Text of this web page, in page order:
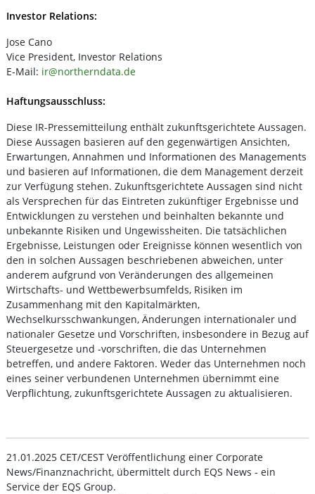
Investor Relations:
Jose Cano
Vice President, Investor Relations
E-Mail: ir@northerndata.de
Haftungsausschluss:
Diese IR-Pressemitteilung enthält zukunftsgerichtete Aussagen.
Diese Aussagen basieren auf den gegenwärtigen Ansichten,
Erwartungen, Annahmen und Informationen des Managements
und basieren auf Informationen, die dem Management derzeit
zur Verfügung stehen. Zukunftsgerichtete Aussagen sind nicht
als Versprechen für das Eintreten zukünftiger Ergebnisse und
Entwicklungen zu verstehen und beinhalten bekannte und
unbekannte Risiken und Ungewissheiten. Die tatsächlichen
Ergebnisse, Leistungen oder Ereignisse können wesentlich von
den in solchen Aussagen beschriebenen abweichen, unter
anderem aufgrund von Veränderungen des allgemeinen
Wirtschafts- und Wettbewerbsumfelds, Risiken im
Zusammenhang mit den Kapitalmärkten,
Wechselkursschwankungen, Änderungen internationaler und
nationaler Gesetze und Vorschriften, insbesondere in Bezug auf
Steuergesetze und -vorschriften, die das Unternehmen
betreffen, und andere Faktoren. Weder das Unternehmen noch
eines seiner verbundenen Unternehmen übernimmt eine
Verpflichtung, zukunftsgerichtete Aussagen zu aktualisieren.
21.01.2025 CET/CEST Veröffentlichung einer Corporate
News/Finanznachricht, übermittelt durch EQS News - ein
Service der EQS Group.